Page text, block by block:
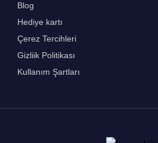
Blog
Hediye kartı
Çerez Tercihleri
Gizliik Politikası
Kullanım Şartları